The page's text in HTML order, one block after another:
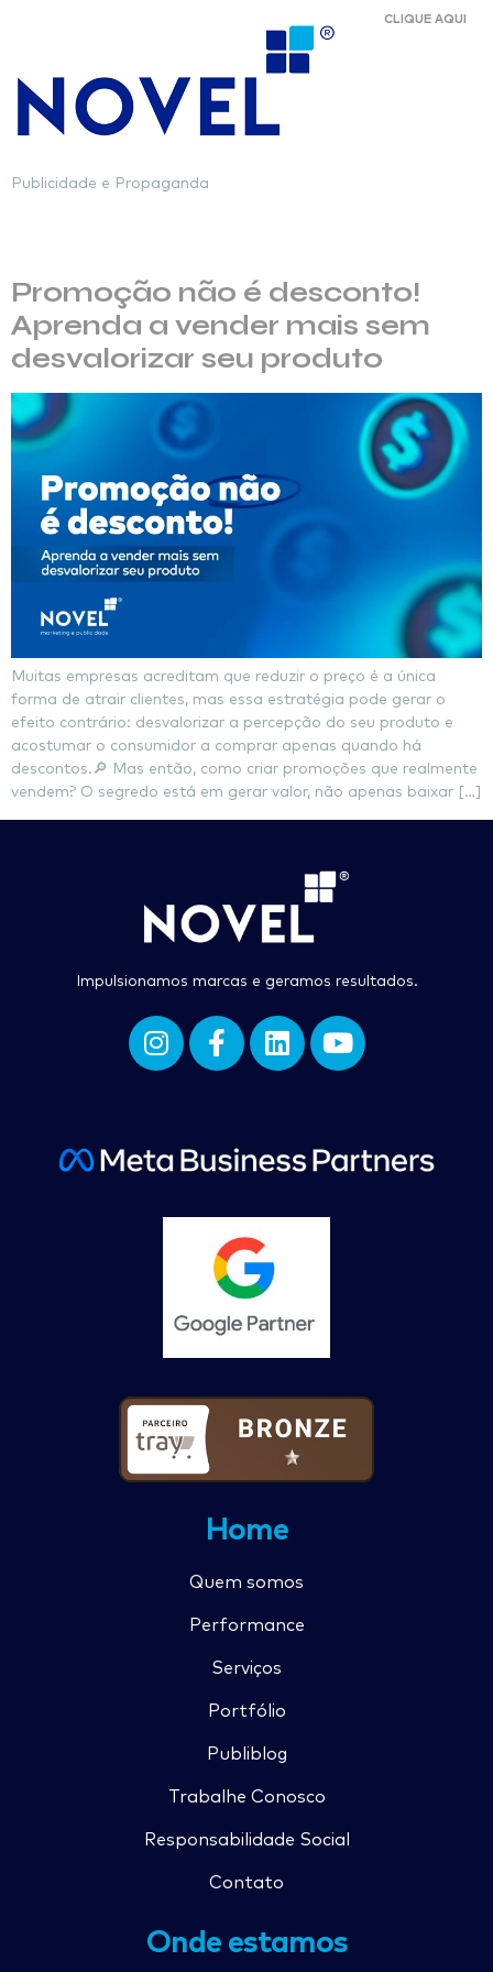
Publicidade e Propaganda
Promoção não é desconto!
Aprenda a vender mais sem
desvalorizar seu produto
Muitas empresas acreditam que reduzir o preço é a única
forma de atrair clientes, mas essa estratégia pode gerar o
efeito contrário: desvalorizar a percepção do seu produto e
acostumar o consumidor a comprar apenas quando há
descontos.🔎 Mas então, como criar promoções que realmente
vendem? O segredo está em gerar valor, não apenas baixar […]
Impulsionamos marcas e geramos resultados.
Home
Quem somos
Performance
Serviços
Portfólio
Publiblog
Trabalhe Conosco
Responsabilidade Social
Contato
Onde estamos
CLIQUE AQUI